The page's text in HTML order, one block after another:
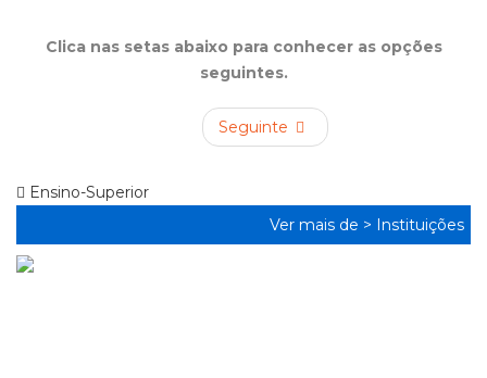
Clica nas setas abaixo para conhecer as opções
seguintes.
Seguinte
Ensino-Superior
Ver mais de > Instituições